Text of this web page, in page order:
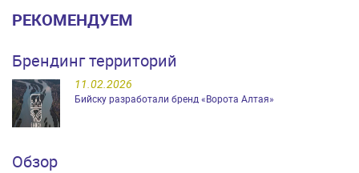
РЕКОМЕНДУЕМ
Брендинг территорий
11.02.2026
Бийску разработали бренд «Ворота Алтая»
Обзор